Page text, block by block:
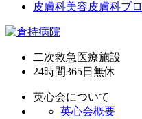
皮膚科美容皮膚科ブ
二次救急医療施設
24時間365日 無休
英心会について
英心会概要